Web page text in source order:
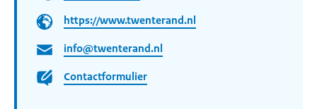
https://www.twenterand.nl
info@twenterand.nl
Contactformulier